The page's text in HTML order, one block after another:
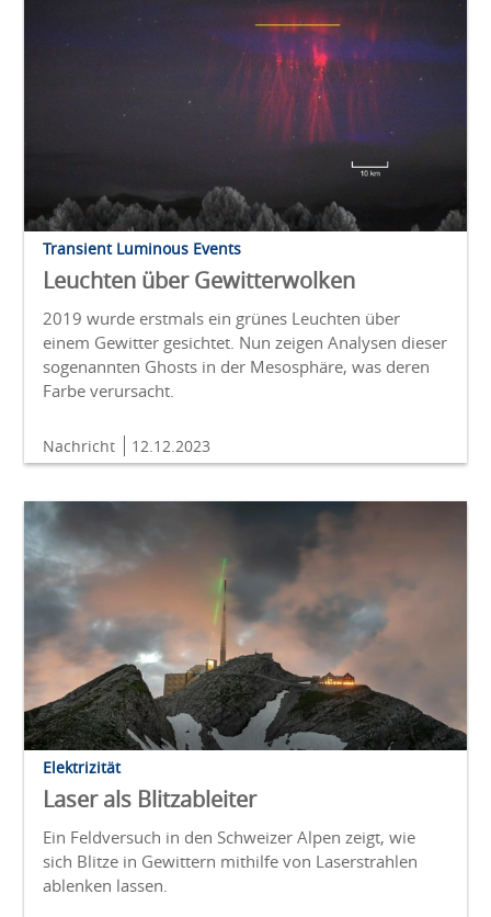
Transient Luminous Events
Leuchten über Gewitterwolken
2019 wurde erstmals ein grünes Leuchten über
einem Gewitter gesichtet. Nun zeigen Analysen dieser
sogenannten Ghosts in der Mesosphäre, was deren
Farbe verursacht.
Nachricht 12.12.2023
Elektrizität
Laser als Blitzableiter
Ein Feldversuch in den Schweizer Alpen zeigt, wie
sich Blitze in Gewittern mithilfe von Laserstrahlen
ablenken lassen.